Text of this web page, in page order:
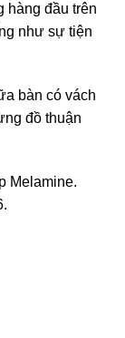
hàng đầu trên
như sự tiện
bàn có vách
đồ thuận
Melamine.